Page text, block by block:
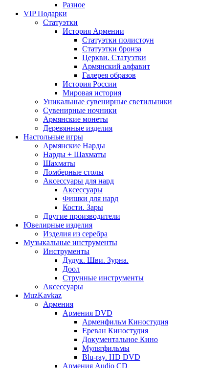
Разное
VIP Подарки
Статуэтки
История Армении
Статуэтки полистоун
Статуэтки бронза
Церкви. Статуэтки
Армянский алфавит
Галерея образов
История России
Мировая история
Уникальные сувенирные светильники
Сувенирные ночники
Армянские монеты
Деревянные изделия
Настольные игры
Армянские Нарды
Нарды + Шахматы
Шахматы
Ломберные столы
Аксессуары для нард
Аксессуары
Фишки для нард
Кости. Зары
Другие производители
Ювелирные изделия
Изделия из серебра
Музыкальные инструменты
Инструменты
Дудук. Шви. Зурна.
Доол
Струнные инструменты
Аксессуары
MuzKavkaz
Армения
Армения DVD
Арменфильм Киностудия
Ереван Киностудия
Документальное Кино
Мультфильмы
Blu-ray. HD DVD
Армения Audio CD